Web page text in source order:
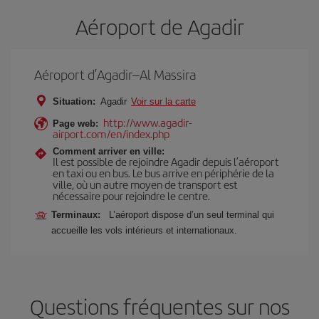
Aéroport de Agadir
Aéroport d’Agadir–Al Massira
Situation: Agadir Voir sur la carte
Page web: http://www.agadir-
airport.com/en/index.php
Comment arriver en ville:
Il est possible de rejoindre Agadir depuis l’aéroport
en taxi ou en bus. Le bus arrive en périphérie de la
ville, où un autre moyen de transport est
nécessaire pour rejoindre le centre.
Terminaux:
L’aéroport dispose d’un seul terminal qui
accueille les vols intérieurs et internationaux.
Questions fréquentes sur nos